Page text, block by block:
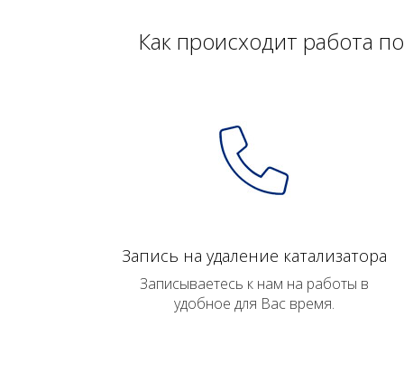
Как происходит работа
Запись на удаление катализатора
Записываетесь к нам на работы в
удобное для Вас время.